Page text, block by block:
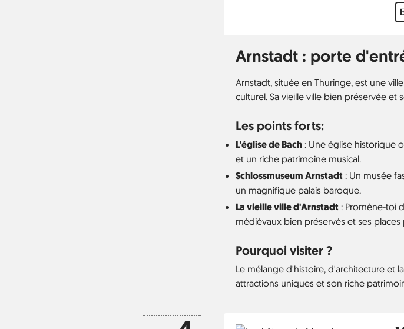
Arnstadt : porte
Arnstadt, située en Thuringe, est une
culturel. Sa vieille ville bien préservée
Les points forts:
L'église de Bach: Une église historique
et un riche patrimoine musical.
Schlossmuseum Arnstadt: Un musée
un magnifique palais baroque.
La vieille ville d'Arnstadt: Promène-toi
médiévaux bien préservés et ses
Pourquoi visiter ?
Le mélange d'histoire, d'architecture et
attractions uniques et son riche